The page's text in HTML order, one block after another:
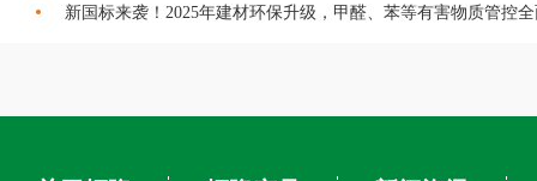
新国标来袭！2025年建材环保升级，甲醛、苯等有害物质管控